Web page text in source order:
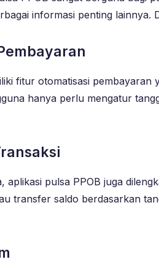
informasi penting
fitur otomatisasi
hanya perlu mengatur
aplikasi pulsa PPOB juga
transfer saldo berdasarkan